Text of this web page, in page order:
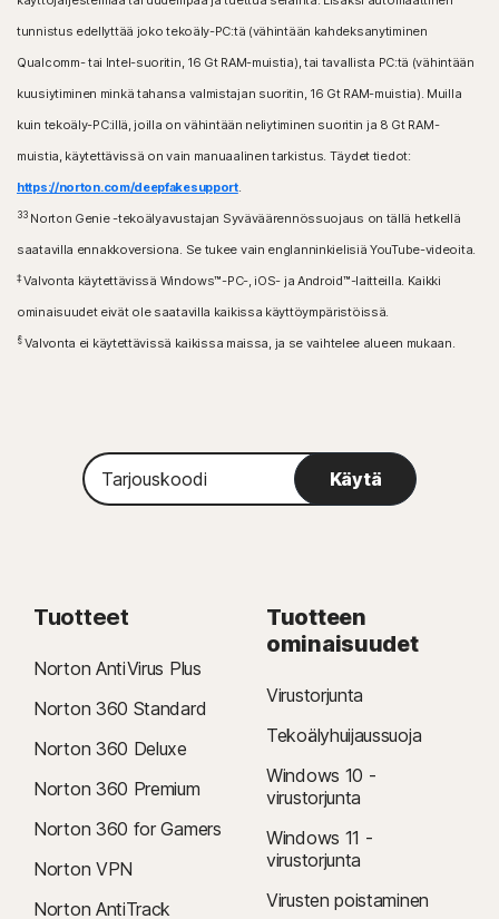
tunnistus edellyttää joko tekoäly-PC:tä (vähintään kahdeksanytiminen
Qualcomm- tai Intel-suoritin, 16 Gt RAM-muistia), tai tavallista PC:tä (vähintään
kuusiytiminen minkä tahansa valmistajan suoritin, 16 Gt RAM-muistia). Muilla
kuin tekoäly-PC:illä, joilla on vähintään neliytiminen suoritin ja 8 Gt RAM-
muistia, käytettävissä on vain manuaalinen tarkistus. Täydet tiedot:
https://norton.com/deepfakesupport.
33Norton Genie -tekoälyavustajan Syväväärennössuojaus on tällä hetkellä
saatavilla ennakkoversiona. Se tukee vain englanninkielisiä YouTube-videoita.
‡Valvonta käytettävissä Windows™-PC-, iOS- ja Android™-laitteilla. Kaikki
ominaisuudet eivät ole saatavilla kaikissa käyttöympäristöissä.
§Valvonta ei käytettävissä kaikissa maissa, ja se vaihtelee alueen mukaan.
Tarjouskoodi
Käytä
Tuotteet
Norton AntiVirus Plus
Norton 360 Standard
Norton 360 Deluxe
Norton 360 Premium
Norton 360 for Gamers
Norton VPN
Norton AntiTrack
Tuotteen
ominaisuudet
Virustorjunta
Tekoälyhuijaussuoja
Windows 10 -
virustorjunta
Windows 11 -
virustorjunta
Virusten poistaminen